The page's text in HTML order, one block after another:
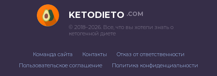
KETODIETO .COM
© 2018–2026. Все, что вы хотели знать о
кетогенной диете
Команда сайта Контакты
Отказ от ответственности
Пользовательское соглашение
Политика конфиденциальности